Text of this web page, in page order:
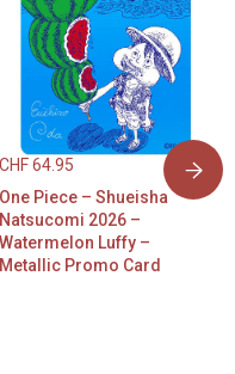
CHF64.95
One Piece – Shueisha
Natsucomi 2026 –
Watermelon Luffy –
Metallic Promo Card